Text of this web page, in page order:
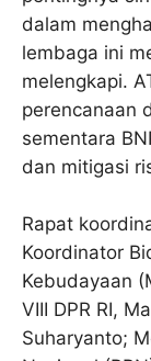
dalam
lembaga ini
melengkapi.
perencanaan
sementara
dan mitigasi
Rapat
Koordinator
Kebudayaan
VIII DPR RI,
Suharyanto;